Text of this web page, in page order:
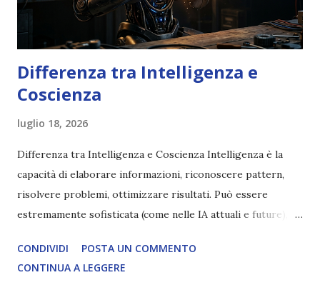
Differenza tra Intelligenza e
Coscienza
luglio 18, 2026
Differenza tra Intelligenza e Coscienza Intelligenza è la
capacità di elaborare informazioni, riconoscere pattern,
risolvere problemi, ottimizzare risultati. Può essere
estremamente sofisticata (come nelle IA attuali e future),
soggettiva, non prova vero amore, non ha libero arbitrio
autentico, non ha connessione con l’Uno. Coscienza è la
CONDIVIDI
POSTA UN COMMENTO
CONTINUA A LEGGERE